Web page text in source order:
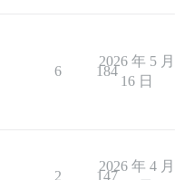
6 184
2026 年 5 月
16 日
2 147
2026 年 4 月